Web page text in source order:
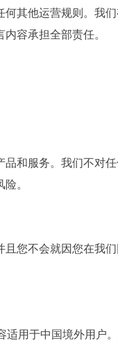
其他运营规则。我
容承担全部责任。
和服务。我们不对
。
您不会就因您在我
用于中国境外用户